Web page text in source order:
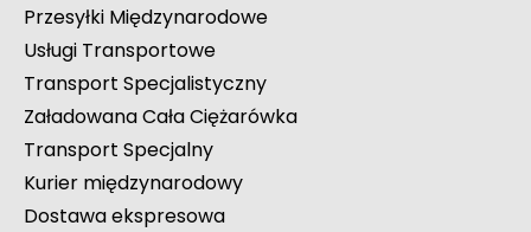
Przesyłki Międzynarodowe
Usługi Transportowe
Transport Specjalistyczny
Załadowana Cała Ciężarówka
Transport Specjalny
Kurier międzynarodowy
Dostawa ekspresowa